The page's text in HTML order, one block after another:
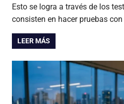
Esto se logra a través de los
consisten en hacer pruebas con
LEER MÁS